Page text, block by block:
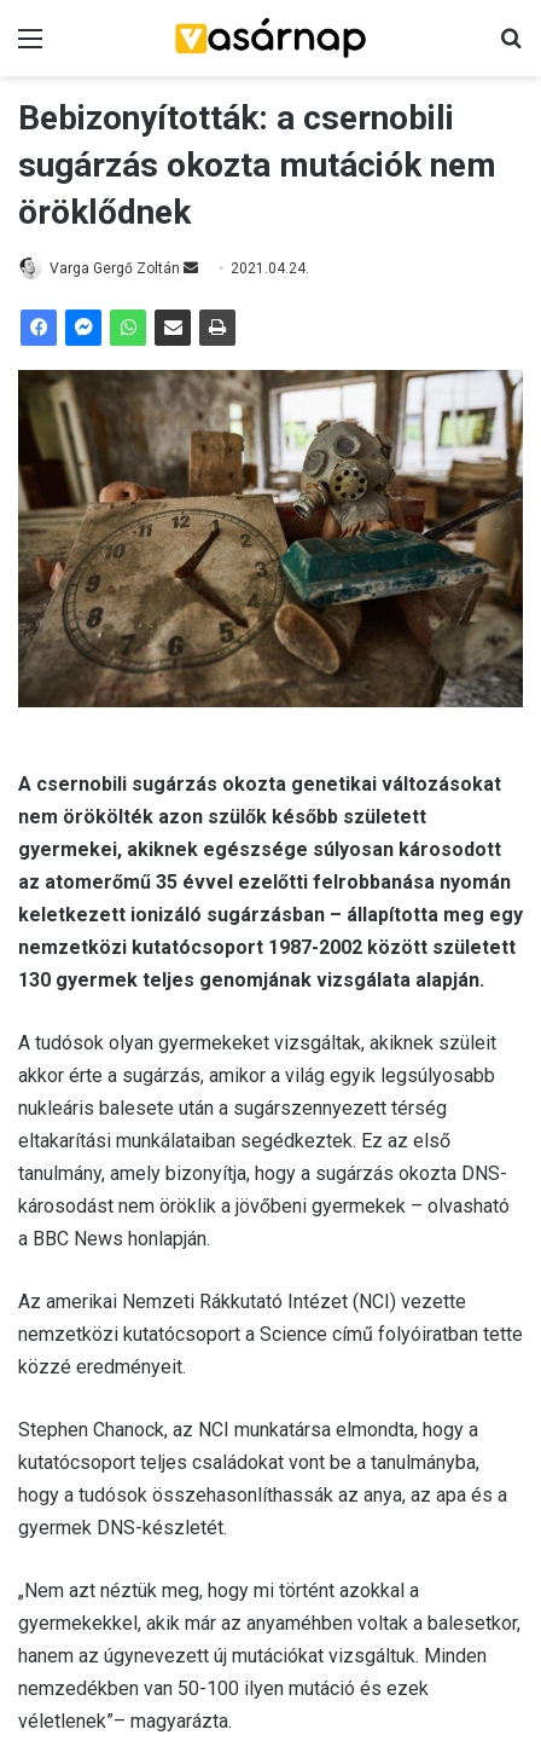
Bebizonyították: a csernobili
sugárzás okozta mutációk nem
öröklődnek
Varga Gergő Zoltán
a
n
e
m
a
l
2021.04.24.
A csernobili sugárzás okozta genetikai változásokat
nem örökölték azon szülők később született
gyermekei, akiknek egészsége súlyosan károsodott
az atomerőmű 35 évvel ezelőtti felrobbanása nyomán
keletkezett ionizáló sugárzásban – állapította meg egy
nemzetközi kutatócsoport 1987-2002 között született
130 gyermek teljes genomjának vizsgálata alapján.
A tudósok olyan gyermekeket vizsgáltak, akiknek szüleit
akkor érte a sugárzás, amikor a világ egyik legsúlyosabb
nukleáris balesete után a sugárszennyezett térség
eltakarítási munkálataiban segédkeztek. Ez az első
tanulmány, amely bizonyítja, hogy a sugárzás okozta DNS-
károsodást nem öröklik a jövőbeni gyermekek – olvasható
a BBC News honlapján.
Az amerikai Nemzeti Rákkutató Intézet (NCI) vezette
nemzetközi kutatócsoport a Science című folyóiratban tette
közzé eredményeit.
Stephen Chanock, az NCI munkatársa elmondta, hogy a
kutatócsoport teljes családokat vont be a tanulmányba,
hogy a tudósok összehasonlíthassák az anya, az apa és a
gyermek DNS-készletét.
„Nem azt néztük meg, hogy mi történt azokkal a
gyermekekkel, akik már az anyaméhben voltak a balesetkor,
hanem az úgynevezett új mutációkat vizsgáltuk. Minden
nemzedékben van 50-100 ilyen mutáció és ezek
véletlenek”– magyarázta.